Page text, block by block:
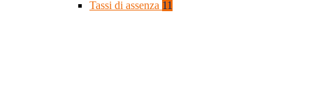
Tassi di assenza 11